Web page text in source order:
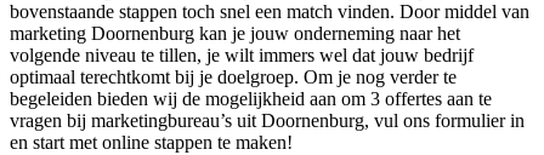
bovenstaande stappen toch snel een match vinden. Door middel van
marketing Doornenburg kan je jouw onderneming naar het
volgende niveau te tillen, je wilt immers wel dat jouw bedrijf
optimaal terechtkomt bij je doelgroep. Om je nog verder te
begeleiden bieden wij de mogelijkheid aan om 3 offertes aan te
vragen bij marketingbureau’s uit Doornenburg, vul ons formulier in
en start met online stappen te maken!